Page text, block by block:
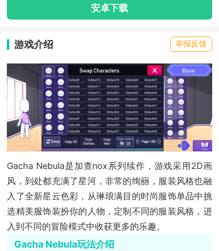
安卓下载
游戏介绍 举报反馈
Gacha Nebula是加查nox系列续作，游戏采用2D画
风，到处都充满了星河，非常的绚丽，服装风格也融
入了全新星云色彩，从琳琅满目的时尚服饰单品中挑
选精美服饰装扮你的人物，定制不同的服装风格，进
入到不同的冒险模式中收获更多的乐趣。
Gacha Nebula玩法介绍